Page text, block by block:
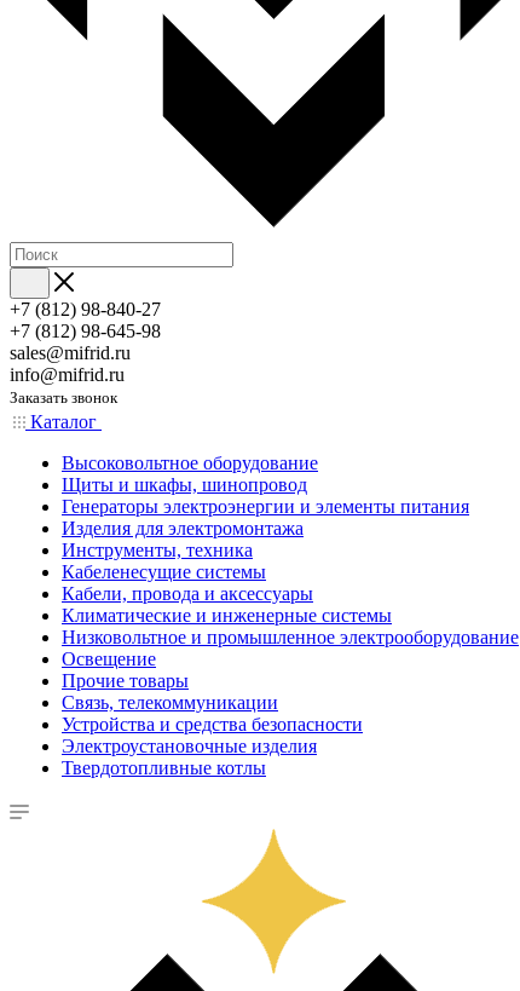
+7 (812) 98-840-27
+7 (812) 98-645-98
sales@mifrid.ru
info@mifrid.ru
Заказать звонок
Каталог
Высоковольтное оборудование
Щиты и шкафы, шинопровод
Генераторы электроэнергии и элементы питания
Изделия для электромонтажа
Инструменты, техника
Кабеленесущие системы
Кабели, провода и аксессуары
Климатические и инженерные системы
Низковольтное и промышленное электрооборудование
Освещение
Прочие товары
Связь, телекоммуникации
Устройства и средства безопасности
Электроустановочные изделия
Твердотопливные котлы